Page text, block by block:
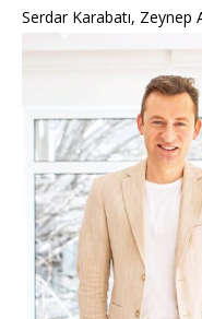
Serdar Karabatı, Zeynep